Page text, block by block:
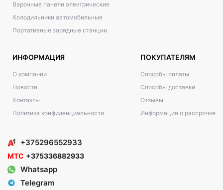
Варочные панели электрические
Холодильники автомобильные
Портативные зарядные станции
ИНФОРМАЦИЯ
О компании
Новости
Контакты
Политика конфиденциальности
ПОКУПАТЕЛЯМ
Способы оплаты
Способы доставки
Отзывы
Информация о рассрочке
+375296552933
МТС +375336882933
Whatsapp
Telegram